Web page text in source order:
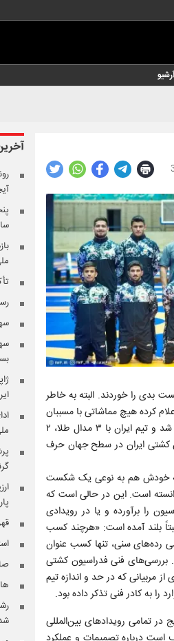
بدی را خوردند. البته به خاطر
کرده هیچ مماشاتی با مسببان
این باخت نخواهد داشت. رقابت‌های کشتی آزاد جوانان ۲۰۲۶ قهرمانی آسیا در روزهای ۱۳ و ۱۴ تیرماه در شهر پاتایا تایلند برگزار شد و تیم ایران با ۳ مدال طلا، ۲
جوانان کشتی ایران در سطح جهان حرف
که خودش هم به نوعی یک شکست
است. این در حالی است که
را برآورده و یا در رویدادی
بلند آمده است: «هرچند کسب
رده‌های سنی، تنها کسب عنوان
بررسی‌های فنی فدراسیون کشتی
مربیانی که در حد و اندازه تیم
به کادر فنی تذکر داده بود.
تمامی رویدادهای بین‌المللی